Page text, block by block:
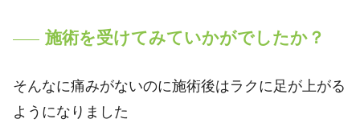
施術を受けてみていかがでしたか？
そんなに痛みがないのに施術後はラクに足が上がる
ようになりました